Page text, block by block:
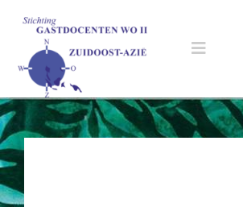
inhoud
Toggle
Home